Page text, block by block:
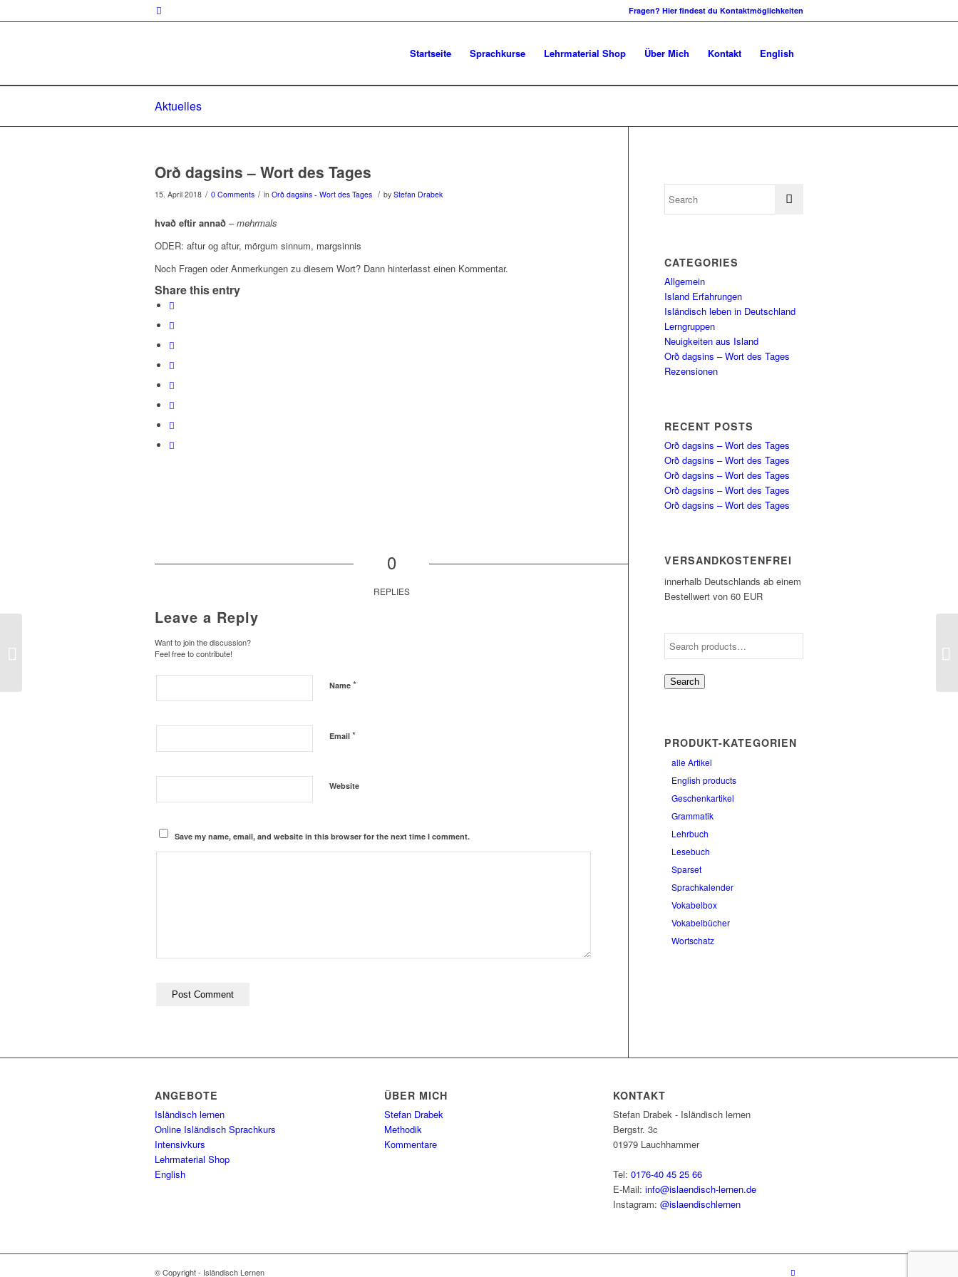
Fragen? Hier findest du Kontaktmöglichkeiten
Startseite Sprachkurse Lehrmaterial Shop Über Mich Kontakt English
Aktuelles
Orð dagsins – Wort des Tages
15. April 2018 / 0 Comments / in Orð dagsins - Wort des Tages / by Stefan Drabek
hvað eftir annað – mehrmals
ODER: aftur og aftur, mörgum sinnum, margsinnis
Noch Fragen oder Anmerkungen zu diesem Wort? Dann hinterlasst einen Kommentar.
Share this entry
0
REPLIES
Leave a Reply
Want to join the discussion?
Feel free to contribute!
Name *
Email *
Website
Save my name, email, and website in this browser for the next time I comment.
CATEGORIES
Allgemein
Island Erfahrungen
Isländisch leben in Deutschland
Lerngruppen
Neuigkeiten aus Island
Orð dagsins – Wort des Tages
Rezensionen
RECENT POSTS
Orð dagsins – Wort des Tages
Orð dagsins – Wort des Tages
Orð dagsins – Wort des Tages
Orð dagsins – Wort des Tages
Orð dagsins – Wort des Tages
VERSANDKOSTENFREI
innerhalb Deutschlands ab einem
Bestellwert von 60 EUR
Search
PRODUKT-KATEGORIEN
alle Artikel
English products
Geschenkartikel
Grammatik
Lehrbuch
Lesebuch
Sparset
Sprachkalender
Vokabelbox
Vokabelbücher
Wortschatz
ANGEBOTE
Isländisch lernen
Online Isländisch Sprachkurs
Intensivkurs
Lehrmaterial Shop
English
ÜBER MICH
Stefan Drabek
Methodik
Kommentare
KONTAKT
Stefan Drabek - Isländisch lernen
Bergstr. 3c
01979 Lauchhammer
Tel:0176-40 45 25 66
E-Mail:info@islaendisch-lernen.de
Instagram:@islaendischlernen
© Copyright - Isländisch Lernen